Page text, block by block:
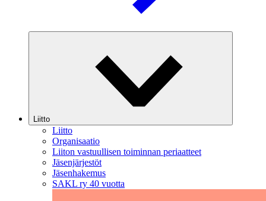
Liitto
Liitto
Organisaatio
Liiton vastuullisen toiminnan periaatteet
Jäsenjärjestöt
Jäsenhakemus
SAKL ry 40 vuotta